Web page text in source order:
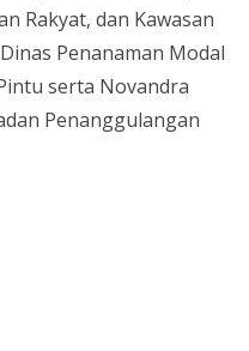
Rakyat, dan Kawasan
Penanaman Modal
serta Novandra
Penanggulangan